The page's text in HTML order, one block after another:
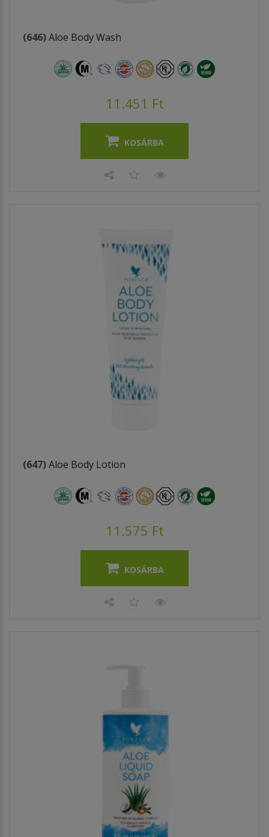
(646)Aloe Body Wash
11.451 Ft
KOSÁRBA
(647)Aloe Body Lotion
11.575 Ft
KOSÁRBA